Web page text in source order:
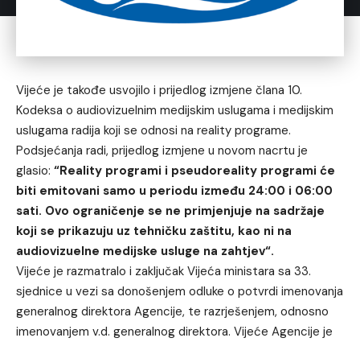
Vijeće je takođe usvojilo i prijedlog izmjene člana 10.
Kodeksa o audiovizuelnim medijskim uslugama i medijskim
uslugama radija koji se odnosi na reality programe.
Podsjećanja radi, prijedlog izmjene u novom nacrtu je
glasio: “Reality programi i pseudoreality programi će
biti emitovani samo u periodu između 24:00 i 06:00
sati. Ovo ograničenje se ne primjenjuje na sadržaje
koji se prikazuju uz tehničku zaštitu, kao ni na
audiovizuelne medijske usluge na zahtjev“.
Vijeće je razmatralo i zaključak Vijeća ministara sa 33.
sjednice u vezi sa donošenjem odluke o potvrdi imenovanja
generalnog direktora Agencije, te razrješenjem, odnosno
imenovanjem v.d. generalnog direktora. Vijeće Agencije je